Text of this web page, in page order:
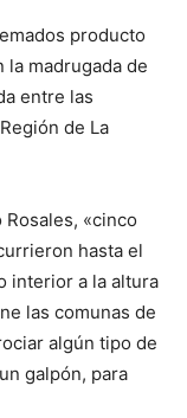
producto
madrugada de
entre las
de La
«cinco
hasta el
interior a la altura
las comunas de
algún tipo de
galpón, para